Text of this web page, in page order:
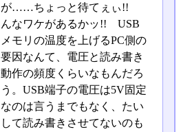
が……ちょっと待てぇぃ!!
んなワケがあるかッ!! USB
メモリの温度を上げるPC側の
要因なんて、電圧と読み書き
動作の頻度くらいなもんだろ
う。USB端子の電圧は5V固定
なのは言うまでもなく、たい
して読み書きさせてないのも